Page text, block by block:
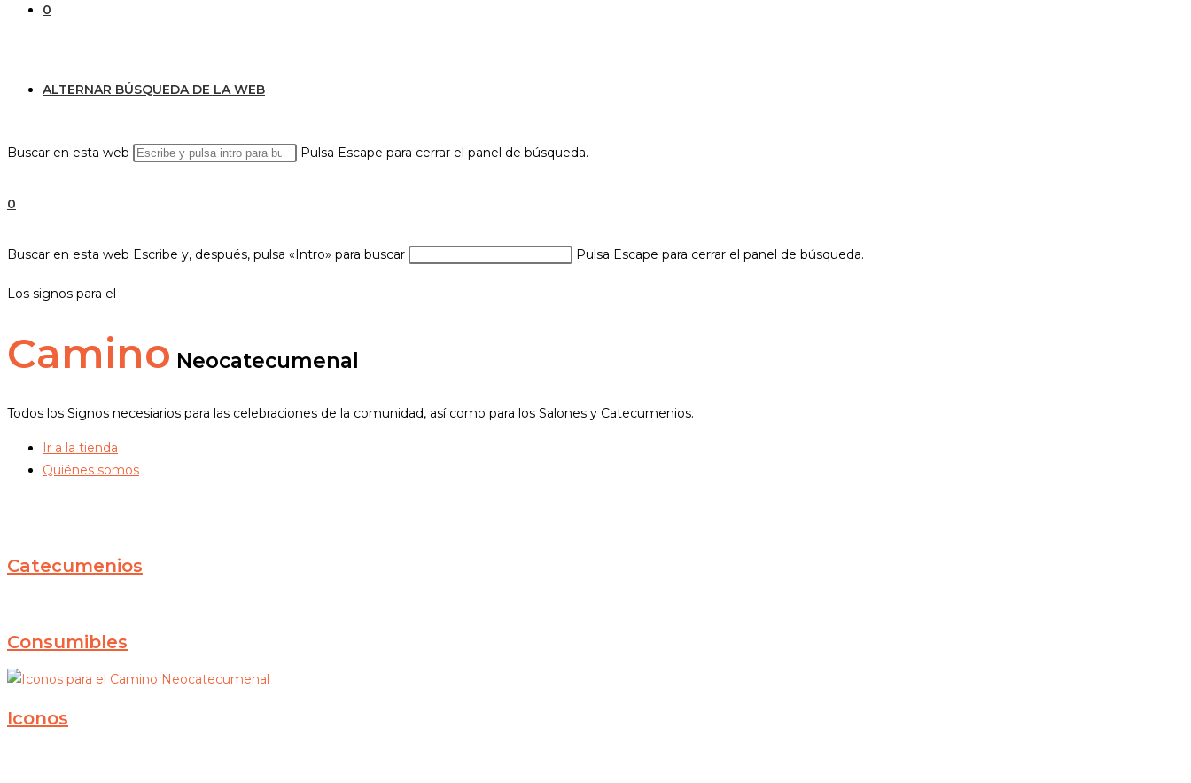
0
ALTERNAR BÚSQUEDA DE LA WEB
Buscar en esta web Pulsa Escape para cerrar el panel de búsqueda.
0
Buscar en esta web Escribe y, después, pulsa «Intro» para buscar Pulsa Escape para cerrar el panel de búsqueda.
Los signos para el
Camino Neocatecumenal
Todos los Signos necesiarios para las celebraciones de la comunidad, así como para los Salones y Catecumenios.
Ir a la tienda
Quiénes somos
Catecumenios
Consumibles
Iconos